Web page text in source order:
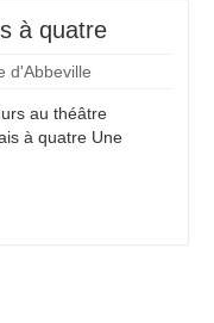
à quatre
d'Abbeville
au théâtre
à quatre Une